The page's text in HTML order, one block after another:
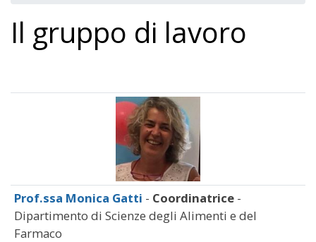
Il gruppo di lavoro
Prof.ssa Monica Gatti - Coordinatrice -
Dipartimento di Scienze degli Alimenti e del
Farmaco